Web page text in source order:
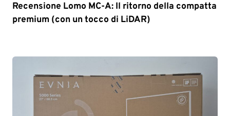
Recensione Lomo MC-A: Il ritorno della compatta
premium (con un tocco di LiDAR)